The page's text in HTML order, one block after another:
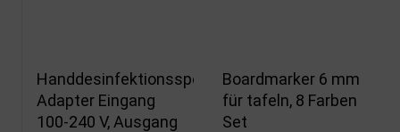
Handdesinfektionsspender
Adapter Eingang
100-240 V, Ausgang
Boardmarker 6 mm
für tafeln, 8 Farben
Set